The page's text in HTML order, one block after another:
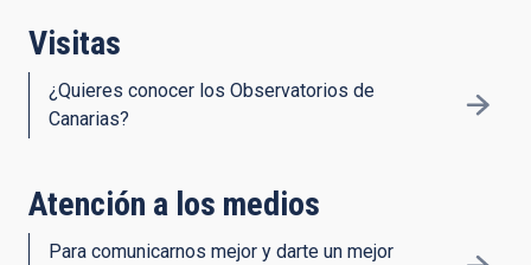
Visitas
¿Quieres conocer los Observatorios de
Canarias?
Atención a los medios
Para comunicarnos mejor y darte un mejor